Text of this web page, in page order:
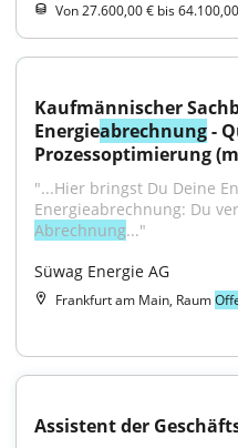
Von 27.600,00 € bis
Kaufmännischer
Energieabrechnung -
Prozessoptimierung
"...Hier bringst Du Deine
Abrechnung..."
Süwag Energie AG
Frankfurt am Main, Raum
Assistent der